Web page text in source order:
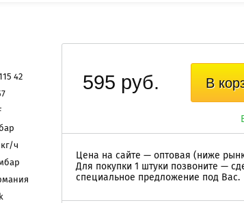
42
кг/ч
В
595 руб.
Цена на сайте — оптовая (ниже
Для покупки 1 штуки позвоните —
специальное предложение под Вас.